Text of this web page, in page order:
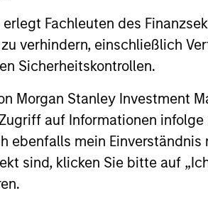
Fachleuten des
verhindern, einschließlich
Sicherheitskontrollen.
Morgan Stanley Investment
auf Informationen
ebenfalls mein Einverständnis
sind, klicken Sie bitte auf
We expect new deal demand
refinancing wave to gradually
private credit supply allowing
preserve discipline, strengthen
markets. Learn why in our 2026
Credit outlook.
16-DEC-2025